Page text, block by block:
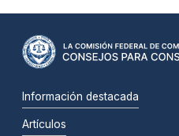
Información destacada
Artículos